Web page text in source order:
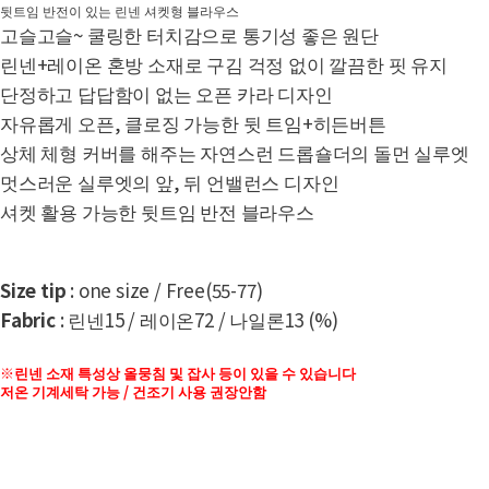
뒷트임 반전이 있는 린넨 셔켓형 블라우스
고슬고슬~ 쿨링한 터치감으로 통기성 좋은 원단
린넨+레이온 혼방 소재로 구김 걱정 없이 깔끔한 핏 유지
단정하고 답답함이 없는 오픈 카라 디자인
자유롭게 오픈, 클로징 가능한 뒷 트임+히든버튼
상체 체형 커버를 해주는 자연스런 드롭숄더의 돌먼 실루엣
멋스러운 실루엣의 앞, 뒤 언밸런스 디자인
셔켓 활용 가능한 뒷트임 반전 블라우스
Size tip : one size / Free(55-77)
Fabric: 린넨15 / 레이온72 / 나일론13 (%)
※린넨 소재 특성상 올뭉침 및 잡사 등이 있을 수 있습니다
저온 기계세탁 가능 / 건조기 사용 권장안함